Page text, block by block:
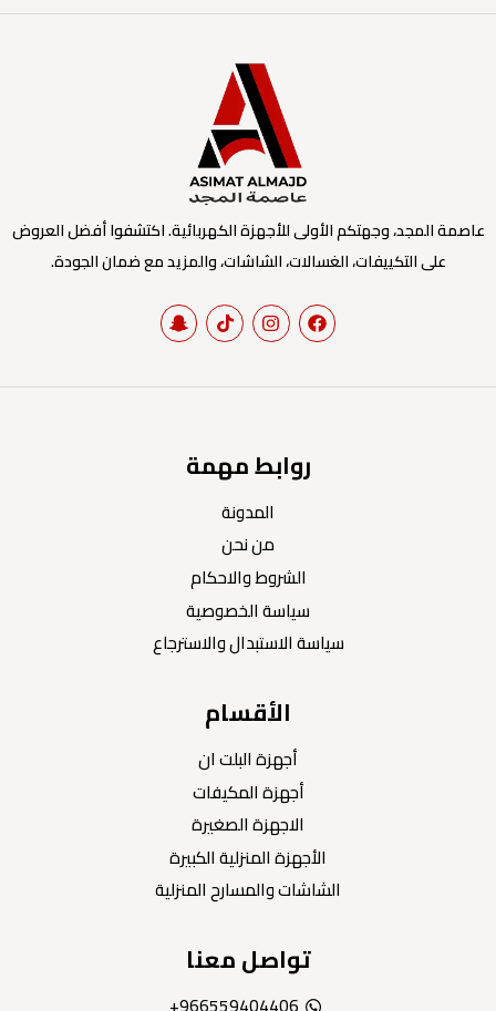
عاصمة المجد، وجهتكم الأولى للأجهزة الكهربائية. اكتشفوا أفضل العروض
على التكييفات، الغسالات، الشاشات، والمزيد مع ضمان الجودة.
روابط مهمة
المدونة
من نحن
الشروط والاحكام
سياسة الخصوصية
سياسة الاستبدال والاسترجاع
الأقسام
أجهزة البلت ان
أجهزة المكيفات
الاجهزة الصغيرة
الأجهزة المنزلية الكبيرة
الشاشات والمسارح المنزلية
تواصل معنا